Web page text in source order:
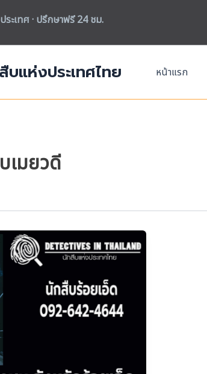
ระเทศ · ปรึกษาฟรี 24 ชม.
บแห่งประเทศไทย หน้าแรก
เมยวดี